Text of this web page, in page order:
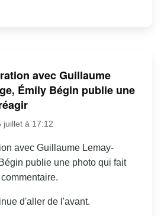
avec Guillaume
Émily Bégin publie une
juillet à 17:12
avec Guillaume Lemay-
publie une photo qui fait
d'aller de l'avant.